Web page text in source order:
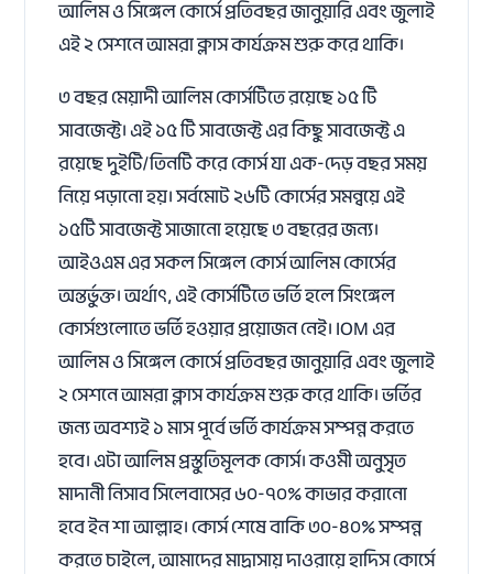
আলিম ও সিঙ্গেল কোর্সে প্রতিবছর জানুয়ারি এবং জুলাই
এই ২ সেশনে আমরা ক্লাস কার্যক্রম শুরু করে থাকি।
৩ বছর মেয়াদী আলিম কোর্সটিতে রয়েছে ১৫ টি
সাবজেক্ট। এই ১৫ টি সাবজেক্ট এর কিছু সাবজেক্ট এ
রয়েছে দুইটি/তিনটি করে কোর্স যা এক-দেড় বছর সময়
নিয়ে পড়ানো হয়। সর্বমোট ২৬টি কোর্সের সমন্বয়ে এই
১৫টি সাবজেক্ট সাজানো হয়েছে ৩ বছরের জন্য।
আইওএম এর সকল সিঙ্গেল কোর্স আলিম কোর্সের
অন্তর্ভুক্ত। অর্থাৎ, এই কোর্সটিতে ভর্তি হলে সিংঙ্গেল
কোর্সগুলোতে ভর্তি হওয়ার প্রয়োজন নেই। IOM এর
আলিম ও সিঙ্গেল কোর্সে প্রতিবছর জানুয়ারি এবং জুলাই
২ সেশনে আমরা ক্লাস কার্যক্রম শুরু করে থাকি। ভর্তির
জন্য অবশ্যই ১ মাস পূর্বে ভর্তি কার্যক্রম সম্পন্ন করতে
হবে। এটা আলিম প্রস্তুতিমূলক কোর্স। কওমী অনুসৃত
মাদানী নিসাব সিলেবাসের ৬০-৭০% কাভার করানো
হবে ইন শা আল্লাহ। কোর্স শেষে বাকি ৩০-৪০% সম্পন্ন
করতে চাইলে, আমাদের মাদ্রাসায় দাওরায়ে হাদিস কোর্সে